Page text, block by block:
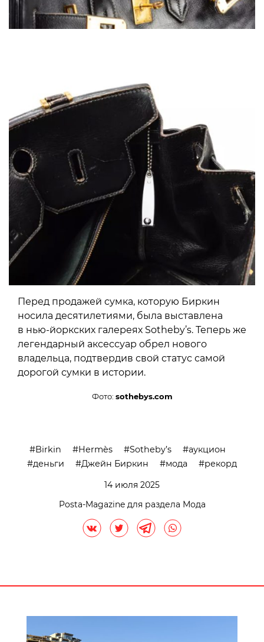
Перед продажей сумка, которую Биркин
носила десятилетиями, была выставлена
в нью-йоркских галереях Sotheby’s. Теперь же
легендарный аксессуар обрел нового
владельца, подтвердив свой статус самой
дорогой сумки в истории.
Фото: sothebys.com
Birkin Hermès Sotheby’s
аукцион
деньги
Джейн Биркин мода
рекорд
14 июля 2025
Posta-Magazine для раздела Мода